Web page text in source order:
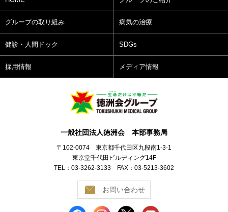
グループの取り組み 病気の治療
健診・人間ドック SDGs
採用情報 メディア情報
一般社団法人徳洲会 本部事務局
〒102-0074 東京都千代田区九段南1-3-1
東京堂千代田ビルディング14F
TEL：03-3262-3133 FAX：03-5213-3602
お問い合わせ